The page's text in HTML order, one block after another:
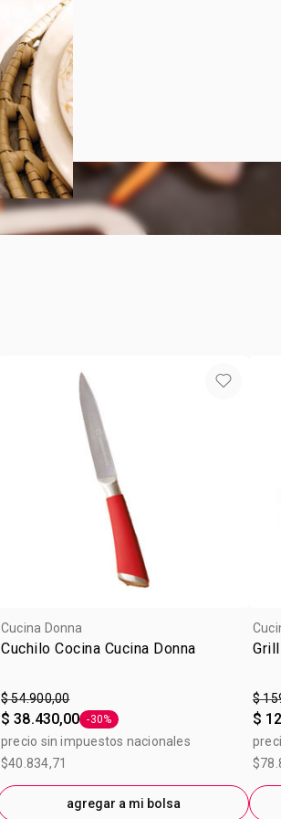
historias y placer de
Cucina Donna
Cuchilo Cocina Cucina Donna
$ 54.900,00
$ 38.430,00 Etiqueta -30%
-30%
precio sin impuestos nacionales
$40.834,71
agregar a mi bolsa
$
$